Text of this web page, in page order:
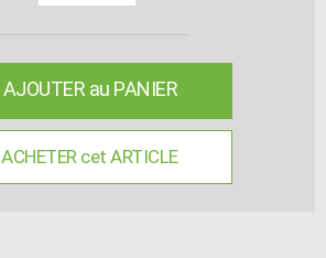
AJOUTER au PANIER
ACHETER cet ARTICLE